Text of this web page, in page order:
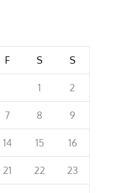
F S S
1 2
7 8 9
14 15 16
21 22 23